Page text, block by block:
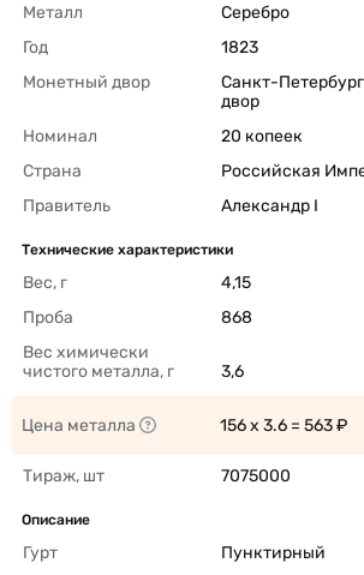
Металл
Серебро
Год
1823
Монетный двор
Санкт-
двор
Номинал
20 копеек
Страна
Российская
Правитель
Александр I
Технические характеристики
Вес, г
4,15
Проба
868
Вес химически
чистого металла, г
3,6
Цена металла 156 x 3.6 = 563 ₽
Тираж, шт 7075000
Описание
Гурт
Пунктирный